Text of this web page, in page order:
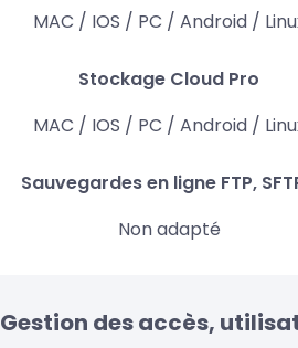
MAC / IOS / PC / Android /
MAC / IOS / PC / Android /
Non adapté
Gestion des accès,